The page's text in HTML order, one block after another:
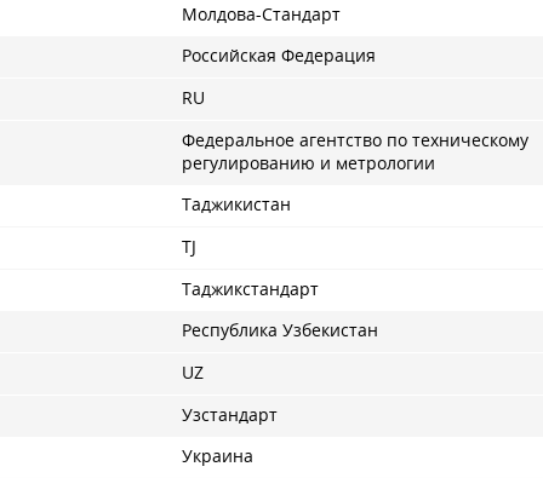
Молдова-Стандарт
Российская Федерация
RU
Федеральное агентство по техническому
регулированию и метрологии
Таджикистан
TJ
Таджикстандарт
Республика Узбекистан
UZ
Узстандарт
Украина